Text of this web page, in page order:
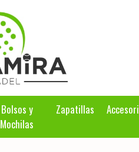
Bolsos y
Mochilas
Zapatillas